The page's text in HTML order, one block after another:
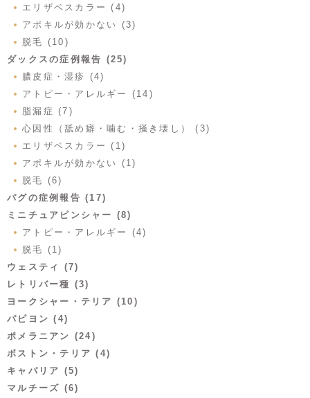
エリザベスカラー (4)
アポキルが効かない (3)
脱毛 (10)
ダックスの症例報告 (25)
膿皮症・湿疹 (4)
アトピー・アレルギー (14)
脂漏症 (7)
心因性（舐め癖・噛む・掻き壊し） (3)
エリザベスカラー (1)
アポキルが効かない (1)
脱毛 (6)
パグの症例報告 (17)
ミニチュアピンシャー (8)
アトピー・アレルギー (4)
脱毛 (1)
ウェスティ (7)
レトリバー種 (3)
ヨークシャー・テリア (10)
パピヨン (4)
ポメラニアン (24)
ボストン・テリア (4)
キャバリア (5)
マルチーズ (6)